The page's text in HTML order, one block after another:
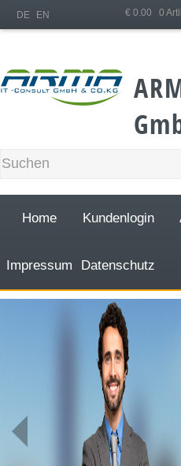
€ 0.00 0
DE EN
Home Kundenlogin
Impressum Datenschutz